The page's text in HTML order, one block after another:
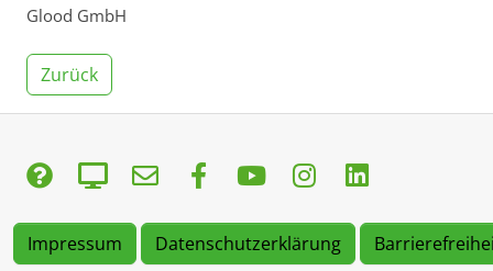
Glood GmbH
Zurück
Impressum Datenschutzerklärung